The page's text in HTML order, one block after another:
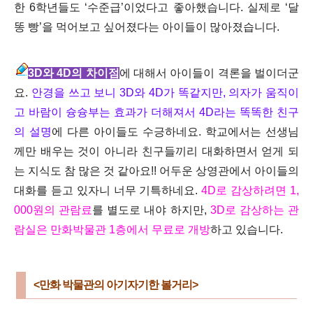
한 6학년들도 ‘수준급’이었다고 좋아했습니다. 실제로 ‘달
똥 빵’을 먹어보고 싶어졌다는 아이들이 많아졌습니다.
3D와 4D의 차이점 에 대해서 아이들이 격론을 벌이더군
요. 안경을 쓰고 보니 3D와 4D가 똑같지만, 의자가 움직이
고 바람이 슝슝부는 효과가 더해져서 4D라는 똑똑한 친구
의 설명에 다른 아이들도 수긍하네요. 학교에서는 선생님
께만 배우는 것이 아니라 친구들끼리 대화하면서 얻게 되
는 지식도 참 많은 것 같아요!! 어두운 상영관에서 아이들의
대화를 듣고 있자니 너무 기특하네요.4D로 감상하려면 1,
000원의 관람료를 별도로 내야 하지만, 3D로 감상하는 관
람실은 만화박물관 1층에서 무료로 개방하고 있습니다.
<만화 박물관의 아기자기한 볼거리>